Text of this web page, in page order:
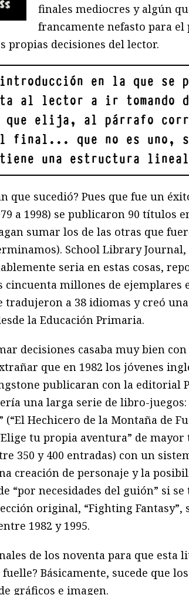
finales mediocres y algún
francamente nefasto para
propias decisiones del lector.
en la que se
al lector a ir tomando
elija, al párrafo
final... que no es uno,
una estructura
que sucedió? Pues que fue un
a 1998) se publicaron 90 títulos
sumar los de las otras que
School Library Journal,
seria en estas cosas,
cincuenta millones de ejemplares
tradujeron a 38 idiomas y creó
la Educación Primaria.
decisiones casaba muy bien
que en 1982 los jóvenes
publicaran con la editorial
una larga serie de libro-juegos:
Hechicero de la Montaña de
tu propia aventura” de mayor
350 y 400 entradas) con un
creación de personaje y la
“por necesidades del guión” si
original, “Fighting
1982 y 1995.
de los noventa para que esta
Básicamente, sucede que
gráficos e imagen.